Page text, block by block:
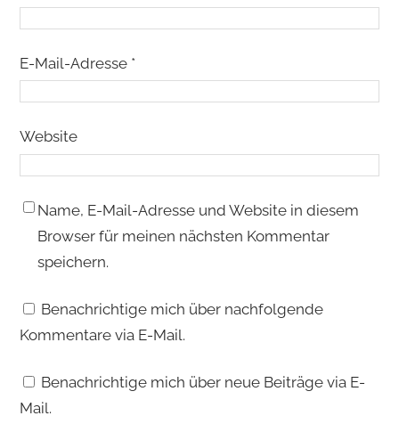
E-Mail-Adresse *
Website
Name, E-Mail-Adresse und Website in diesem
Browser für meinen nächsten Kommentar
speichern.
Benachrichtige mich über nachfolgende
Kommentare via E-Mail.
Benachrichtige mich über neue Beiträge via E-
Mail.